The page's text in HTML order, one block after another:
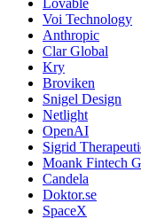
Lovable
Voi Technology
Anthropic
Clar Global
Kry
Broviken
Snigel Design
Netlight
OpenAI
Sigrid
Moank Fintech
Candela
Doktor.se
SpaceX